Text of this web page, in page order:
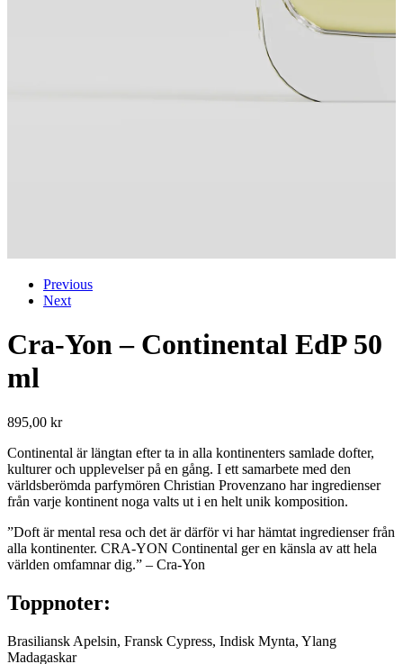
Previous
Next
Cra-Yon – Continental EdP 50
ml
895,00 kr
Continental är längtan efter ta in alla kontinenters samlade dofter,
kulturer och upplevelser på en gång. I ett samarbete med den
världsberömda parfymören Christian Provenzano har ingredienser
från varje kontinent noga valts ut i en helt unik komposition.
”Doft är mental resa och det är därför vi har hämtat ingredienser från
alla kontinenter. CRA-YON Continental ger en känsla av att hela
världen omfamnar dig.” – Cra-Yon
Toppnoter:
Brasiliansk Apelsin, Fransk Cypress, Indisk Mynta, Ylang
Madagaskar